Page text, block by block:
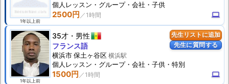
1年以上前
2500円 computer
個人 レッスン ・グループ・会社・子供
先生リストに追加
先生に質問する
1年以上前
35才 男性
1500円 computer
フランス語
横浜市 保土ヶ谷区 横浜駅
個人 レッスン ・グループ・会社・子供・特別